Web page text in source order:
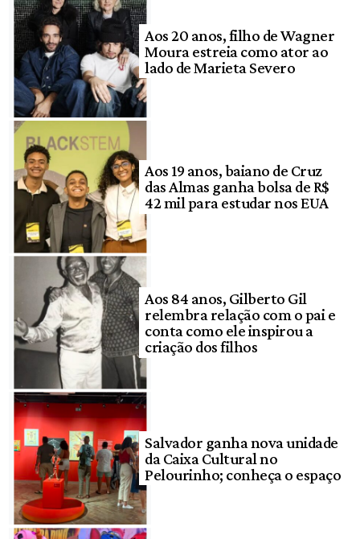
Aos 20 anos, filho de Wagner
Moura estreia como ator ao
lado de Marieta Severo
Aos 19 anos, baiano de Cruz
das Almas ganha bolsa de R$
42 mil para estudar nos EUA
Aos 84 anos, Gilberto Gil
relembra relação com o pai e
conta como ele inspirou a
criação dos filhos
Salvador ganha nova unidade
da Caixa Cultural no
Pelourinho; conheça o espaço